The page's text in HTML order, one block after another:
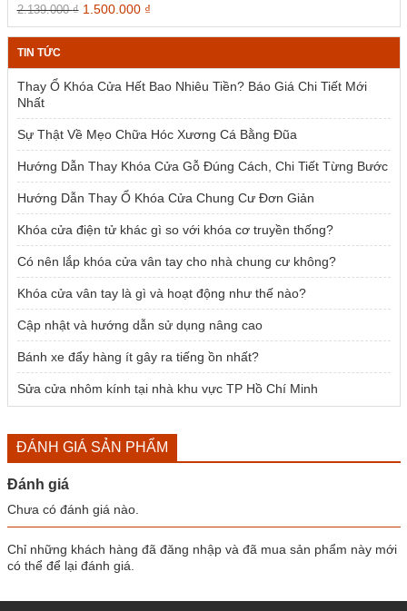
2.139.000₫ Giá
gốc
là:
1.500.000 ₫Giá
hiện
tại
1.500.000 ₫.
TIN TỨC
Thay Ổ Khóa Cửa Hết Bao Nhiêu Tiền? Báo Giá Chi Tiết Mới
Nhất
Sự Thật Về Mẹo Chữa Hóc Xương Cá Bằng Đũa
Hướng Dẫn Thay Khóa Cửa Gỗ Đúng Cách, Chi Tiết Từng Bước
Hướng Dẫn Thay Ổ Khóa Cửa Chung Cư Đơn Giản
Khóa cửa điện tử khác gì so với khóa cơ truyền thống?
Có nên lắp khóa cửa vân tay cho nhà chung cư không?
Khóa cửa vân tay là gì và hoạt động như thế nào?
Cập nhật và hướng dẫn sử dụng nâng cao
Bánh xe đẩy hàng ít gây ra tiếng ồn nhất?
Sửa cửa nhôm kính tại nhà khu vực TP Hồ Chí Minh
ĐÁNH GIÁ SẢN PHẨM
Đánh giá
Chưa có đánh giá nào.
Chỉ những khách hàng đã đăng nhập và đã mua sản phẩm này mới
có thể để lại đánh giá.